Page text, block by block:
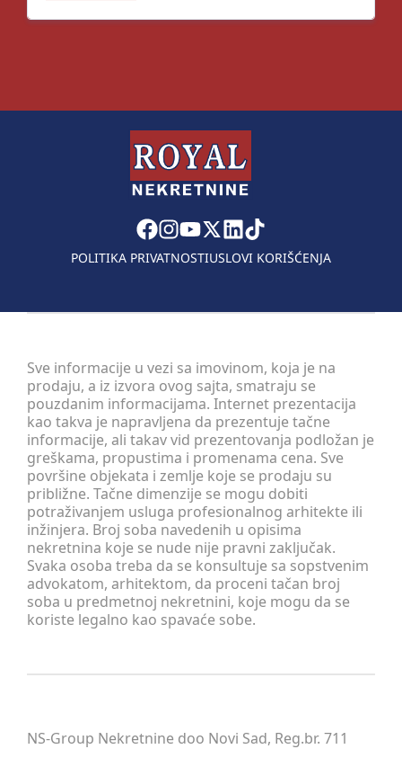
POLITIKA PRIVATNOSTIUSLOVI KORIŠĆENJA
Sve informacije u vezi sa imovinom, koja je na
prodaju, a iz izvora ovog sajta, smatraju se
pouzdanim informacijama. Internet prezentacija
kao takva je napravljena da prezentuje tačne
informacije, ali takav vid prezentovanja podložan je
greškama, propustima i promenama cena. Sve
površine objekata i zemlje koje se prodaju su
približne. Tačne dimenzije se mogu dobiti
potraživanjem usluga profesionalnog arhitekte ili
inžinjera. Broj soba navedenih u opisima
nekretnina koje se nude nije pravni zaključak.
Svaka osoba treba da se konsultuje sa sopstvenim
advokatom, arhitektom, da proceni tačan broj
soba u predmetnoj nekretnini, koje mogu da se
koriste legalno kao spavaće sobe.
NS-Group Nekretnine doo Novi Sad, Reg.br. 711